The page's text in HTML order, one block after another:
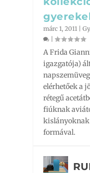
márc 1, 2011 |
|
A Frida
igazgatója)
elérhetőek a
rétegű
fiúknak
kislányoknak
formával.